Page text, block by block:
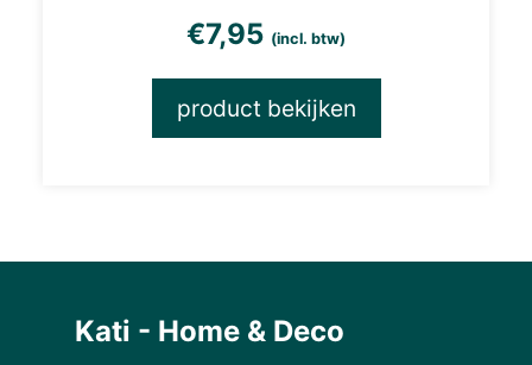
€7,95 (incl. btw)
product bekijken
Kati - Home & Deco